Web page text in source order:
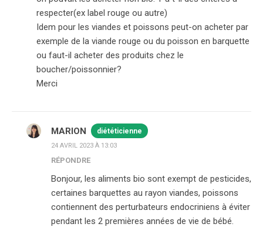
respecter(ex label rouge ou autre)
Idem pour les viandes et poissons peut-on acheter par
exemple de la viande rouge ou du poisson en barquette
ou faut-il acheter des produits chez le
boucher/poissonnier?
Merci
MARION diététicienne
24 AVRIL 2023 À 13:03
RÉPONDRE
Bonjour, les aliments bio sont exempt de pesticides,
certaines barquettes au rayon viandes, poissons
contiennent des perturbateurs endocriniens à éviter
pendant les 2 premières années de vie de bébé.